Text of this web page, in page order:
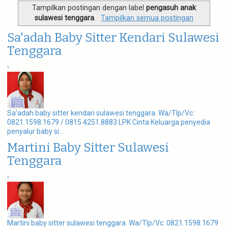
a
t
i
o
Tampilkan postingan dengan label pengasuh anak
sulawesi tenggara
Tampilkan semua postingan
Sa'adah Baby Sitter Kendari Sulawesi
Tenggara
›
Sa'adah baby sitter kendari sulawesi tenggara. Wa/Tlp/Vc:
0821.1598.1679 / 0815.4251.8883 LPK Cinta Keluarga penyedia
penyalur baby si...
Martini Baby Sitter Sulawesi
Tenggara
›
Martini baby sitter sulawesi tenggara. Wa/Tlp/Vc: 0821.1598.1679